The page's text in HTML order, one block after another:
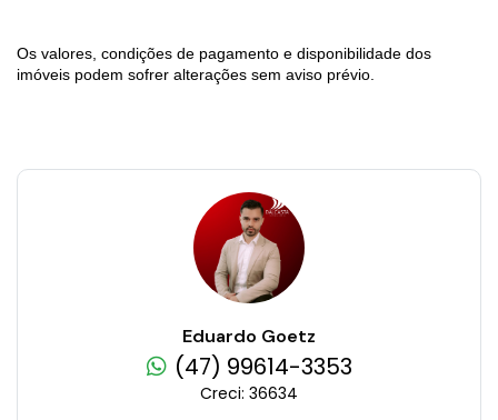
Os valores, condições de pagamento e disponibilidade dos
imóveis podem sofrer alterações sem aviso prévio.
Eduardo Goetz
(47) 99614-3353
Creci: 36634